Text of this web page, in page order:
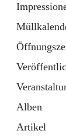
Alben
Artikel
10